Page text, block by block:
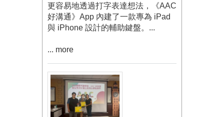
更容易地透過打字表達想法，《AAC
好溝通》App 內建了一款專為 iPad
與 iPhone 設計的輔助鍵盤。...
... more